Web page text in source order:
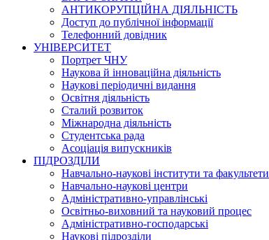
АНТИКОРУПЦІЙНА ДІЯЛЬНІСТЬ
Доступ до публічної інформації
Телефонний довідник
УНІВЕРСИТЕТ
Портрет ЧНУ
Наукова й інноваційна діяльність
Наукові періодичні видання
Освітня діяльність
Сталий розвиток
Міжнародна діяльність
Студентська рада
Асоціація випускників
ПІДРОЗДІЛИ
Навчально-наукові інститути та факультети
Навчально-наукові центри
Адміністративно-управлінські
Освітньо-виховний та науковий процес
Адміністративно-господарські
Наукові підрозділи